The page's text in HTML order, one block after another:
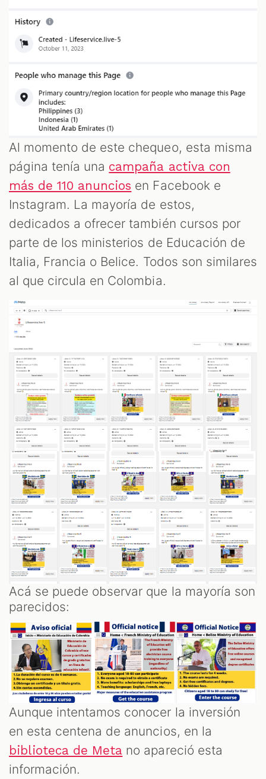
Al momento de este chequeo, esta misma
página tenía una campaña activa con
más de 110 anuncios en Facebook e
Instagram. La mayoría de estos,
dedicados a ofrecer también cursos por
parte de los ministerios de Educación de
Italia, Francia o Belice. Todos son similares
al que circula en Colombia.
Acá se puede observar que la mayoría son
parecidos:
Aunque intentamos conocer la inversión
en esta centena de anuncios, en la
biblioteca de Meta no apareció esta
información.